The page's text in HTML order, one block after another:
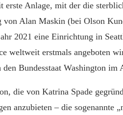
erste Anlage, mit der die
von Alan Maskin (bei Olson
2021 eine Einrichtung in
weltweit erstmals angeboten
den Bundesstaat Washington im
die von Katrina Spade
anzubieten – die sogenannte